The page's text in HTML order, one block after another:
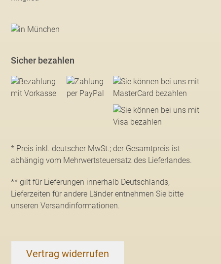
Sicher bezahlen
* Preis inkl. deutscher MwSt.; der Gesamtpreis ist
abhängig vom Mehrwertsteuersatz des Lieferlandes.
** gilt für Lieferungen innerhalb Deutschlands,
Lieferzeiten für andere Länder entnehmen Sie bitte
unseren Versandinformationen.
Vertrag widerrufen